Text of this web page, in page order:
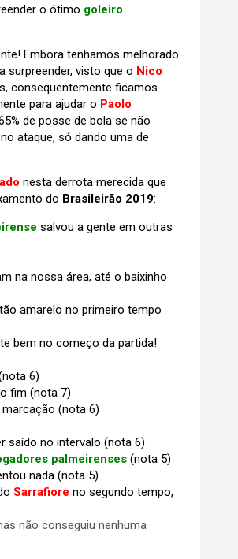
o ótimo goleiro
Embora tenhamos melhorado
visto que o Nico
consequentemente ficamos
para ajudar o Paolo
de posse de bola se não
ataque, só dando uma de
nesta derrota merecida que
do Brasileirão 2019:
salvou a gente em outras
na nossa área, até o baixinho
amarelo no primeiro tempo
bem no começo da partida!
6)
fim (nota 7)
(nota 6)
saído no intervalo (nota 6)
palmeirenses (nota 5)
nada (nota 5)
Sarrafiore no segundo tempo,
não conseguiu nenhuma